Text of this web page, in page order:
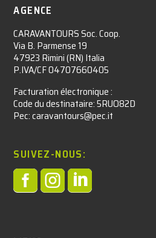
AGENCE
CARAVANTOURS Soc. Coop.
Via B. Parmense 19
47923 Rimini (RN) Italia
P.IVA/CF 04707660405
Facturation électronique :​
Code du destinataire: 5RUO82D
Pec: caravantours@pec.it
SUIVEZ-NOUS:
